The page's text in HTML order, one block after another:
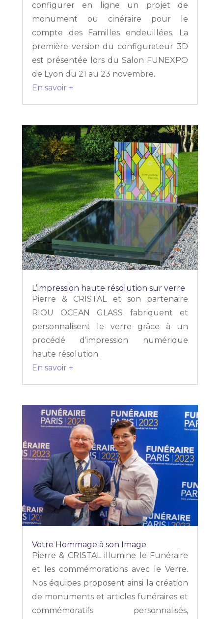
configurer en ligne un projet de
monument ou cinéraire pour le
compte des Familles endeuillées. La
première version du configurateur 3D
est présentée lors du Salon FUNEXPO
de Lyon du 21 au 23 novembre.
En savoir +
L’impression haute résolution sur verre
Pierre & CRISTAL et son partenaire
RIOU OCEAN GLASS fabriquent et
personnalisent le verre grâce à un
procédé d’impression numérique
haute résolution.
En savoir +
Votre Hommage à son Image
Pierre & CRISTAL illumine le Funéraire
et les commémorations avec le Verre.
Nos équipes proposent ainsi la création
de monuments et articles funéraires et
commémoratifs personnalisés,